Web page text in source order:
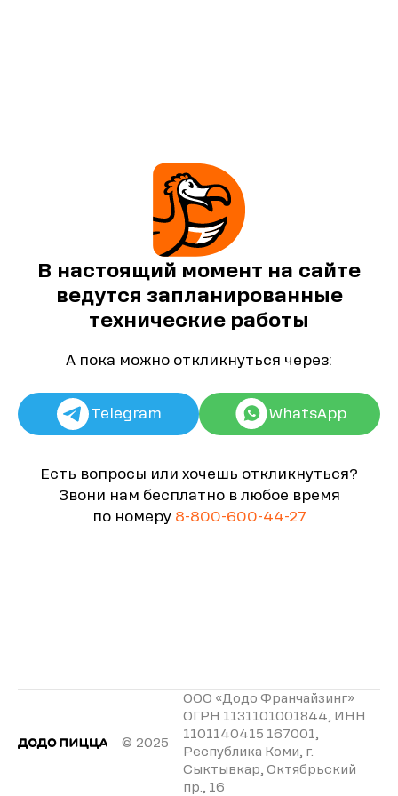
В настоящий момент на сайте
ведутся запланированные
технические работы
А пока можно откликнуться через:
Telegram WhatsApp
Есть вопросы или хочешь откликнуться?
Звони нам бесплатно в любое время
по номеру 8-800-600-44-27
© 2025
ООО «Додо Франчайзинг»
ОГРН 1131101001844, ИНН
1101140415 167001,
Республика Коми, г.
Сыктывкар, Октябрьский
пр., 16